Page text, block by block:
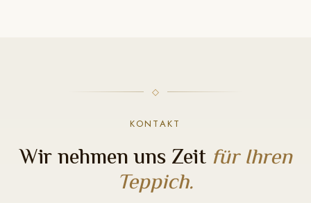
KONTAKT
Wir nehmen uns Zeit für Ihren
Teppich.